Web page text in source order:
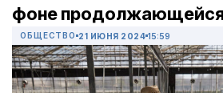
фоне
ОБЩЕСТВО 21 ИЮНЯ 2024 15:59